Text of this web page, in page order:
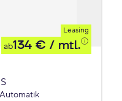
Leasing
ab134 € / mtl.
Automatik